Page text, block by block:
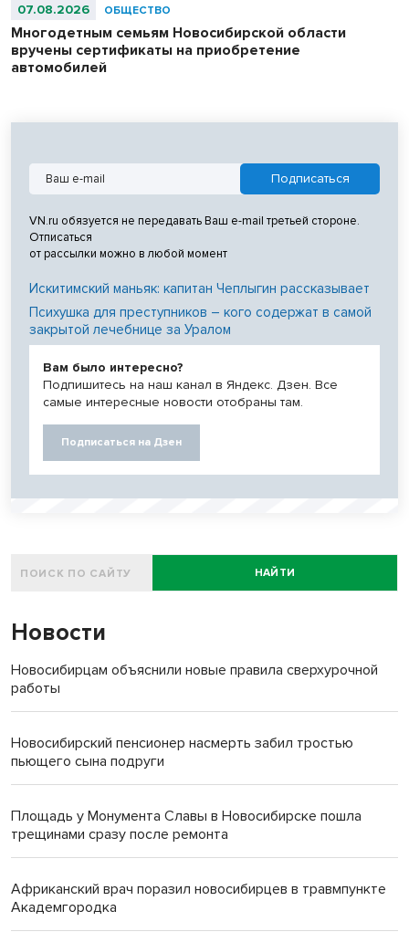
07.08.2026 ОБЩЕСТВО
Многодетным семьям Новосибирской области
вручены сертификаты на приобретение
автомобилей
VN.ru обязуется не передавать Ваш e-mail третьей стороне.
Отписаться
от рассылки можно в любой момент
Искитимский маньяк: капитан Чеплыгин рассказывает
Психушка для преступников – кого содержат в самой
закрытой лечебнице за Уралом
Вам было интересно?
Подпишитесь на наш канал в Яндекс. Дзен. Все
самые интересные новости отобраны там.
Подписаться на Дзен
НАЙТИ
Новости
Новосибирцам объяснили новые правила сверхурочной
работы
Новосибирский пенсионер насмерть забил тростью
пьющего сына подруги
Площадь у Монумента Славы в Новосибирске пошла
трещинами сразу после ремонта
Африканский врач поразил новосибирцев в травмпункте
Академгородка